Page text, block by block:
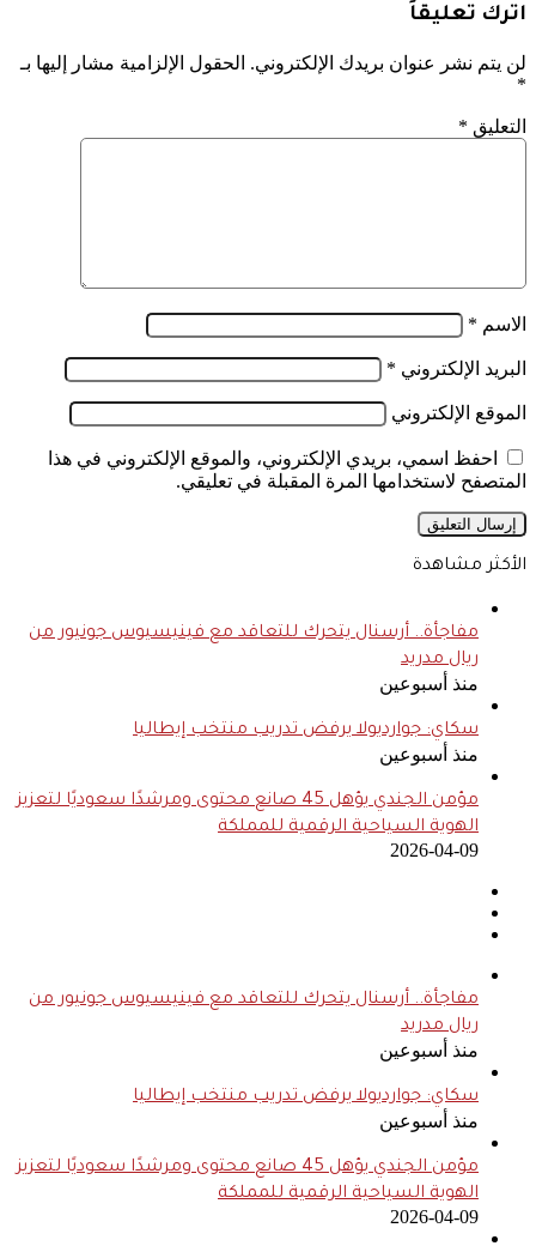
اترك تعليقاً
لن يتم نشر عنوان بريدك الإلكتروني. الحقول الإلزامية مشار إليها بـ
*
التعليق *
الاسم *
البريد الإلكتروني *
الموقع الإلكتروني
احفظ اسمي، بريدي الإلكتروني، والموقع الإلكتروني في هذا
المتصفح لاستخدامها المرة المقبلة في تعليقي.
الأكثر مشاهدة
مفاجأة.. أرسنال يتحرك للتعاقد مع فينيسيوس جونيور من
ريال مدريد
منذ أسبوعين
سكاي: جوارديولا يرفض تدريب منتخب إيطاليا
منذ أسبوعين
مؤمن الجندي يؤهل 45 صانع محتوى ومرشدًا سعوديًا لتعزيز
الهوية السياحية الرقمية للمملكة
2026-04-09
مفاجأة.. أرسنال يتحرك للتعاقد مع فينيسيوس جونيور من
ريال مدريد
منذ أسبوعين
سكاي: جوارديولا يرفض تدريب منتخب إيطاليا
منذ أسبوعين
مؤمن الجندي يؤهل 45 صانع محتوى ومرشدًا سعوديًا لتعزيز
الهوية السياحية الرقمية للمملكة
2026-04-09